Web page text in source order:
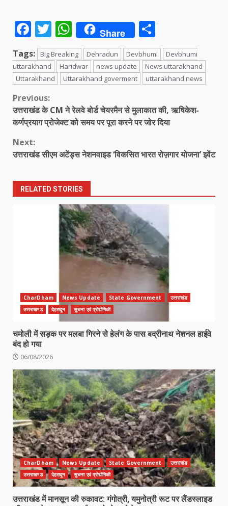
Facebook
Twitter
WhatsApp
Share
Tags: Big Breaking Dehradun Devbhumi
Devbhumi
uttarakhand
Haridwar news update
News uttarakhand
Uttarakhand
Uttarakhand goverment uttarakhand news
Continue
Reading
Previous:
उत्तराखंड के CM ने रेलवे बोर्ड चेयरमैन से मुलाकात की, ऋषिकेश-
कर्णप्रयाग प्रोजेक्ट को समय पर पूरा करने पर जोर दिया
Next:
उत्तराखंड सीएम अटेंड्स नेशनवाइड ‘विकसित भारत रोज़गार योजना’ इवेंट
RELATED STORIES
CharDham News Update State Government
उत्तराखंड
उत्तराखण्ड
देहरादून सुचना एवं प्रोद्योगिकी
चमोली में सड़क पर मलबा गिरने से हेलंग के पास बद्रीनाथ नेशनल हाईवे
बंद हो गया
06/08/2026
CharDham News Update State Government
उत्तराखंड
उत्तराखण्ड
देहरादून सुचना एवं प्रोद्योगिकी
उत्तराखंड में मानसून की रुकावट: गंगोत्री, यमुनोत्री रूट पर लैंडस्लाइड